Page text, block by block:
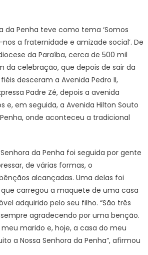
da Penha teve como tema ‘Somos
a fraternidade e amizade social’. De
da Paraíba, cerca de 500 mil
da celebração, que depois de sair da
desceram a Avenida Pedro II,
Padre Zé, depois a avenida
e, em seguida, a Avenida Hilton Souto
onde aconteceu a tradicional
da Penha foi seguida por gente
de várias formas, o
alcançadas. Uma delas foi
que carregou a maquete de uma casa
adquirido pelo seu filho. “São três
agradecendo por uma benção.
marido e, hoje, a casa do meu
a Nossa Senhora da Penha”, afirmou